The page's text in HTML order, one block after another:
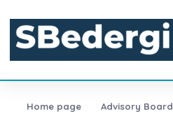
Home page Advisory Board